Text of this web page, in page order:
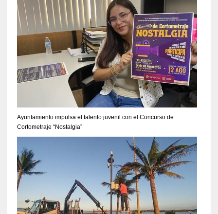
Ayuntamiento impulsa el talento juvenil con el Concurso de
Cortometraje “Nostalgia”